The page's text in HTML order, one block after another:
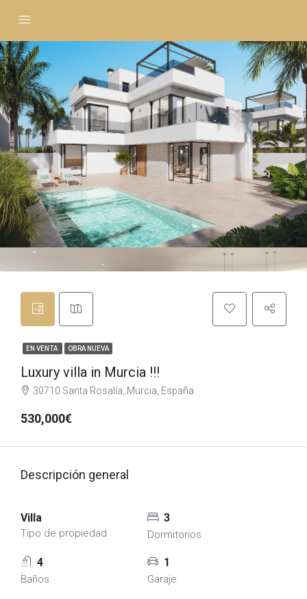
EN VENTA OBRA NUEVA
Luxury villa in Murcia !!!
30710 Santa Rosalía, Murcia, España
530,000€
Descripción general
Villa
Tipo de propiedad
3
Dormitorios
4
Baños
1
Garaje